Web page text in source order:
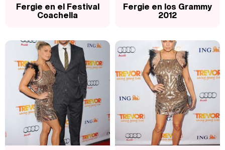
Fergie en el Festival
Coachella
Fergie en los Grammy
2012